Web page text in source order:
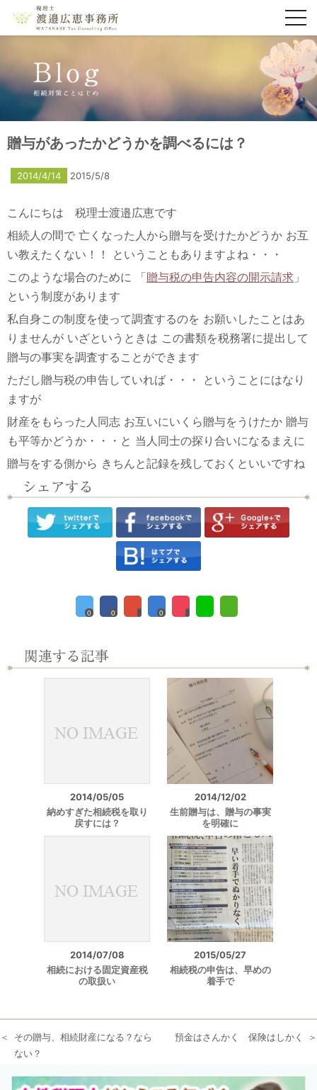
贈与があったかどうかを調べるには？
2014/4/14 2015/5/8
こんにちは 税理士渡邉広恵です
相続人の間で 亡くなった人から贈与を受けたかどうか お互
い教えたくない！！
ということもありますよね・・・
このような場合のために 「贈与税の申告内容の開示請求 」
という制度があります
私自身この制度を使って調査するのを お願いしたことはあ
りませんが いざというときは この書類を税務署に提出して
贈与の事実を調査することができます
ただし贈与税の申告していれば・・・
ということにはなり
ますが
財産をもらった人同志 お互いにいくら贈与をうけたか 贈与
も平等かどうか・・・と 当人同士の探り合いになるまえに
贈与をする側から きちんと記録を残しておくといいですね
0 0 0
2014/05/05
納めすぎた相続税を取り
戻すには？
2014/12/02
生前贈与は、贈与の事実
を明確に
2014/07/08
相続における固定資産税
の取扱い
2015/05/27
相続税の申告は、早めの
着手で
その贈与、相続財産になる？なら
ない？
預金はさんかく 保険はしかく